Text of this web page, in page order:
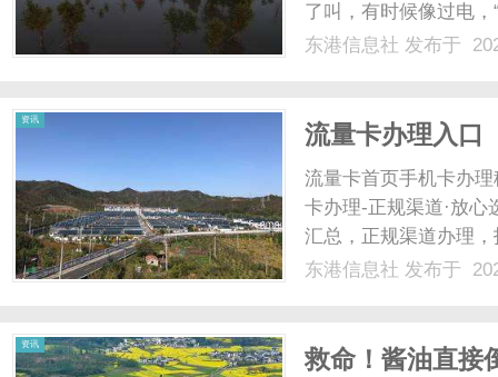
了叫，有时候像过电
就响个没完了？这些
东港信息社 发布于
资讯
流量卡办理入口
流量卡首页手机卡办
卡办理-正规渠道·放
汇总，正规渠道办理
查看大流量卡列表流
东港信息社 发布于
资讯
救命！酱油直